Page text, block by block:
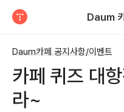
Daum
Daum카페 공지사항/이벤트
카페 퀴즈 대
라~